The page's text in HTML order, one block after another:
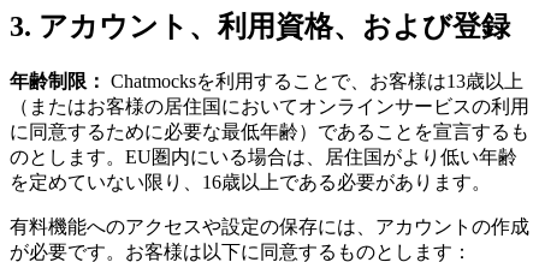
3. アカウント、利用資格、および登録
年齢制限： Chatmocksを利用することで、お客様は13歳以上
（またはお客様の居住国においてオンラインサービスの利用
に同意するために必要な最低年齢）であることを宣言するも
のとします。EU圏内にいる場合は、居住国がより低い年齢
を定めていない限り、16歳以上である必要があります。
有料機能へのアクセスや設定の保存には、アカウントの作成
が必要です。お客様は以下に同意するものとします：